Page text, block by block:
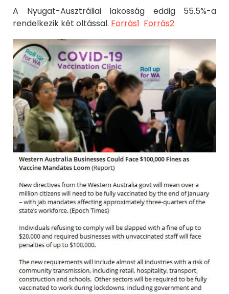
A Nyugat-Ausztráliai lakosság eddig 55.5%-a
rendelkezik két oltással. Forrás1 Forrás2